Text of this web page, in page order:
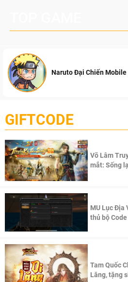
Naruto Đại Chiến Mobile
GIFTCODE
Võ Lâm
mắt: Sống
MU Lục Địa
thủ bộ
Tam Quốc
Lăng, tặng